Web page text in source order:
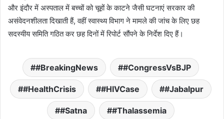
और इंदौर में अस्पताल में बच्चों को चूहों के काटने जैसी घटनाएं सरकार की
असंवेदनशीलता दिखाती हैं, वहीं स्वास्थ्य विभाग ने मामले की जांच के लिए छह
सदस्यीय समिति गठित कर छह दिनों में रिपोर्ट सौंपने के निर्देश दिए हैं।
#BreakingNews #CongressVsBJP
#HealthCrisis #HIVCase #Jabalpur
#Satna #Thalassemia